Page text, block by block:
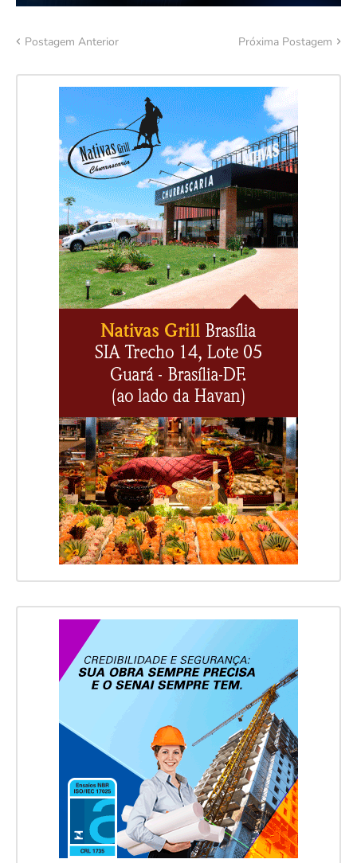
Postagem Anterior Próxima Postagem